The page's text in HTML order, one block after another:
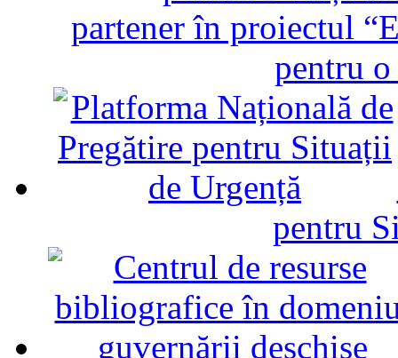
partener în proiectul
pentru
pentru